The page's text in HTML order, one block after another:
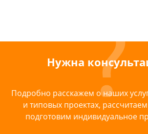
Нужна
Подробно расскажем о наших
и типовых проектах,
подготовим индивидуальное